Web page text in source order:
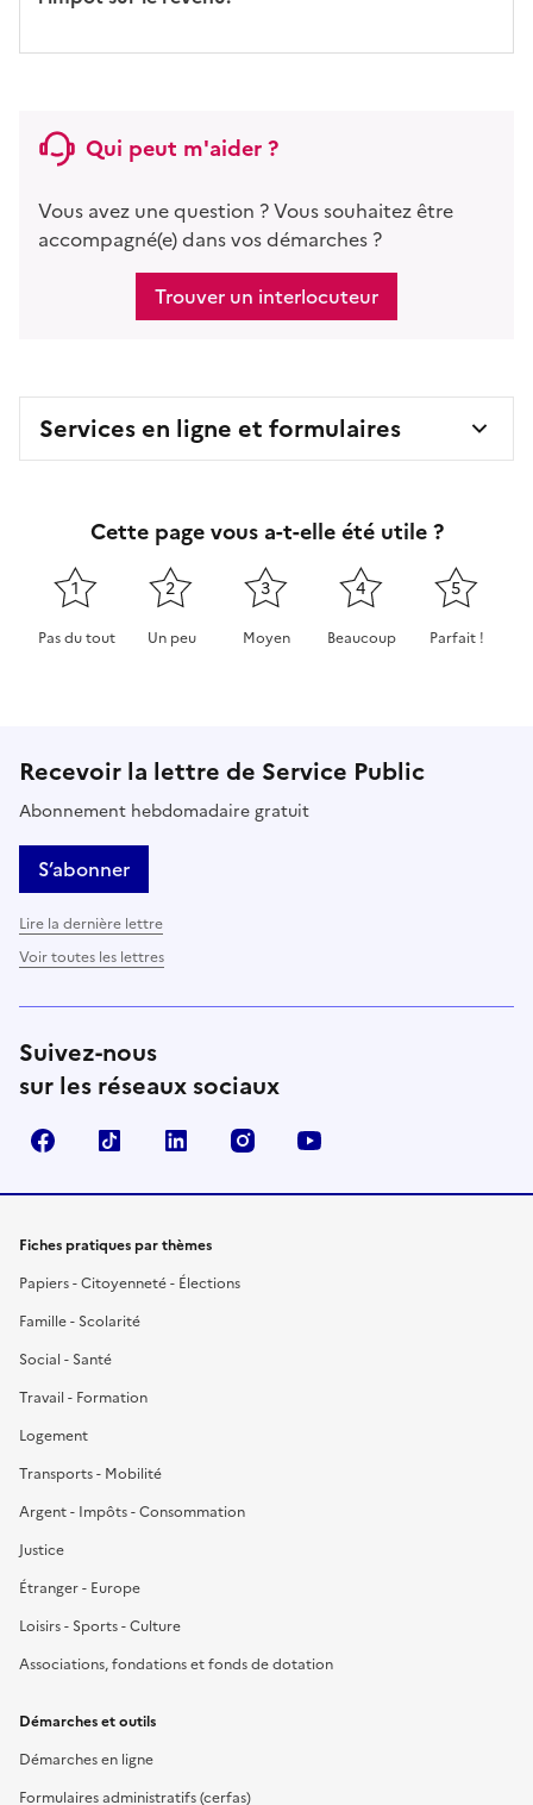
Qui peut m'aider ?
Vous avez une question ? Vous souhaitez être
accompagné(e) dans vos démarches ?
Trouver un interlocuteur
Services en ligne et formulaires
Cette page vous a-t-elle été utile ?
1
Pas du tout
2
Un peu
3
Moyen
4
Beaucoup
5
Parfait !
Recevoir la lettre de Service Public
Abonnement hebdomadaire gratuit
S’abonner
Lire la dernière lettre
Voir toutes les lettres
Suivez-nous
sur les réseaux sociaux
FacebookTikTok LinkedIn Instagram
Fiches pratiques par thèmes
Papiers - Citoyenneté - Élections
Famille - Scolarité
Social - Santé
Travail - Formation
Logement
Transports - Mobilité
Argent - Impôts - Consommation
Justice
Étranger - Europe
Loisirs - Sports - Culture
Associations, fondations et fonds de dotation
Démarches et outils
Démarches en ligne
Formulaires administratifs (cerfas)